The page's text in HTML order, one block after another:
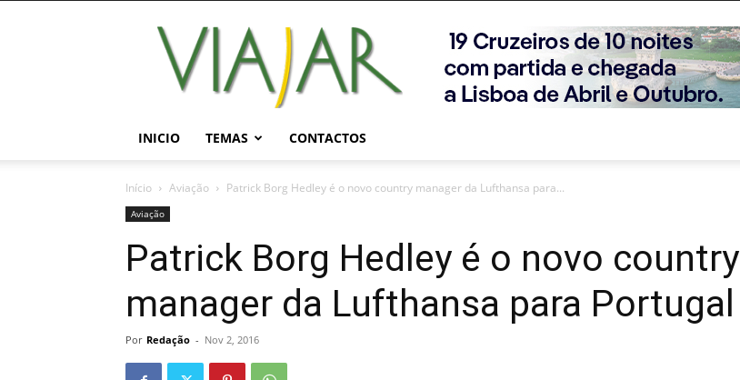
Viajar
Magazine
Online
INICIO TEMAS CONTACTOS
Início Aviação Patrick Borg Hedley é o novo country manager da Lufthansa para...
Aviação
Patrick Borg Hedley é o novo country
manager da Lufthansa para Portugal
Por Redação - Nov 2, 2016